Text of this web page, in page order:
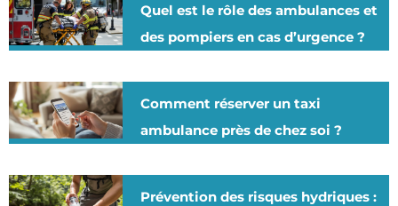
Quel est le rôle des ambulances et
des pompiers en cas d’urgence ?
Comment réserver un taxi
ambulance près de chez soi ?
Prévention des risques hydriques :